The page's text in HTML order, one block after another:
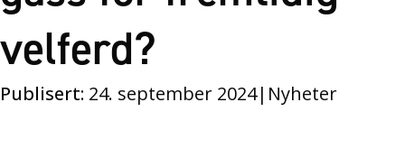
velferd?
Publisert: 24. september 2024| Nyheter